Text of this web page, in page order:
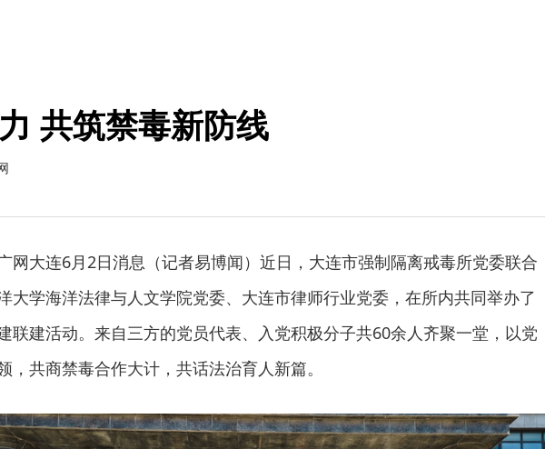
共筑禁毒新防线
网大连6月2日消息（记者易博闻）近日，大连市强制隔离戒毒所党委联合
大学海洋法律与人文学院党委、大连市律师行业党委，在所内共同举办了
联建活动。来自三方的党员代表、入党积极分子共60余人齐聚一堂，以党
，共商禁毒合作大计，共话法治育人新篇。